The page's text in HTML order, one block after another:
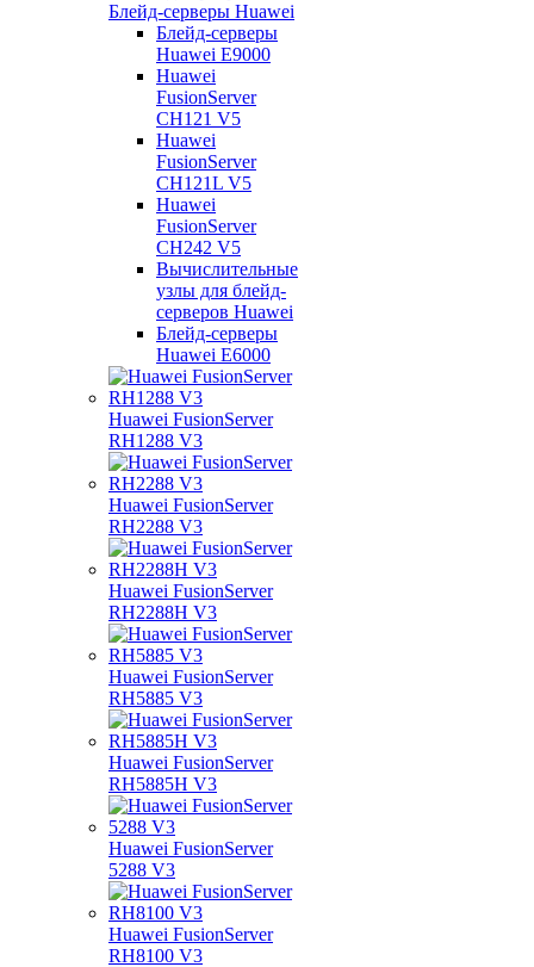
Блейд-серверы Huawei
Блейд-серверы
Huawei E9000
Huawei
FusionServer
CH121 V5
Huawei
FusionServer
CH121L V5
Huawei
FusionServer
CH242 V5
Вычислительные
узлы для блейд-
серверов Huawei
Блейд-серверы
Huawei E6000
Huawei FusionServer
RH1288 V3
Huawei FusionServer
RH2288 V3
Huawei FusionServer
RH2288H V3
Huawei FusionServer
RH5885 V3
Huawei FusionServer
RH5885H V3
Huawei FusionServer
5288 V3
Huawei FusionServer
RH8100 V3